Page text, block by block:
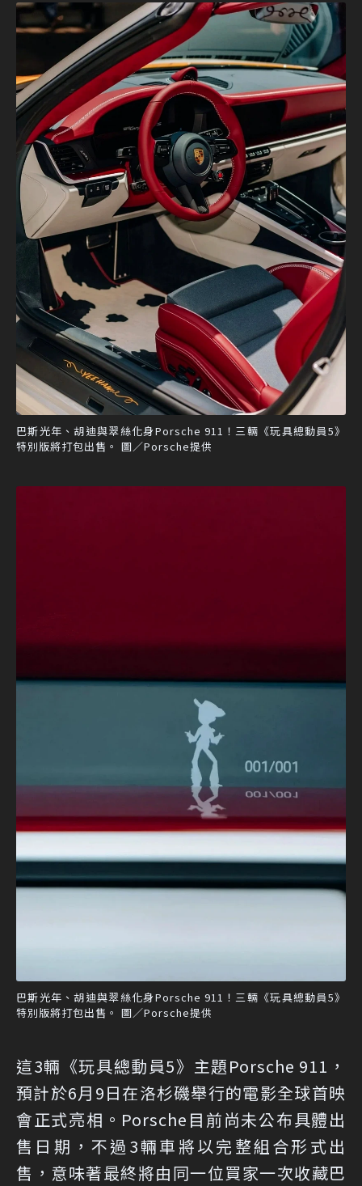
巴斯光年、胡迪與翠絲化身Porsche 911！三輛《玩具總動員5》
特別版將打包出售。 圖／Porsche提供
巴斯光年、胡迪與翠絲化身Porsche 911！三輛《玩具總動員5》
特別版將打包出售。 圖／Porsche提供
這3輛《玩具總動員5》主題Porsche 911，
預計於6月9日在洛杉磯舉行的電影全球首映
會正式亮相。Porsche目前尚未公布具體出
售日期，不過3輛車將以完整組合形式出
售，意味著最終將由同一位買家一次收藏巴